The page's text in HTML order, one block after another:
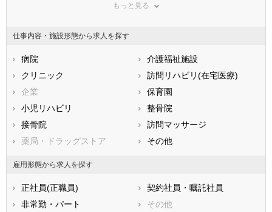
神奈川県
石川県
福井県
静岡県
三重県
滋賀県
大阪府
兵庫県
鳥取県
広島県
徳島県
香川県
愛媛県
鹿児島県
もっと見る
仕事内容・施設形態から求人を探す
病院
介護福祉施設
クリニック
訪問リハビリ(在宅医療)
企業
保育園
小児リハビリ
整骨院
接骨院
訪問マッサージ
薬局・ドラッグストア
その他
雇用形態から求人を探す
正社員(正職員)
契約社員・嘱託社員
非常勤・パート
その他